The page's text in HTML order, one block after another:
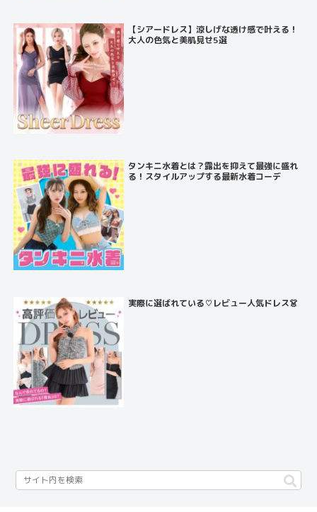
【シアードレス】涼しげな透け感で叶える！
大人の色気と美肌見せ5選
タンキニ水着とは？露出を抑えて最強に盛れ
る！スタイルアップする最新水着コーデ
実際に選ばれている♡レビュー人気ドレス👗